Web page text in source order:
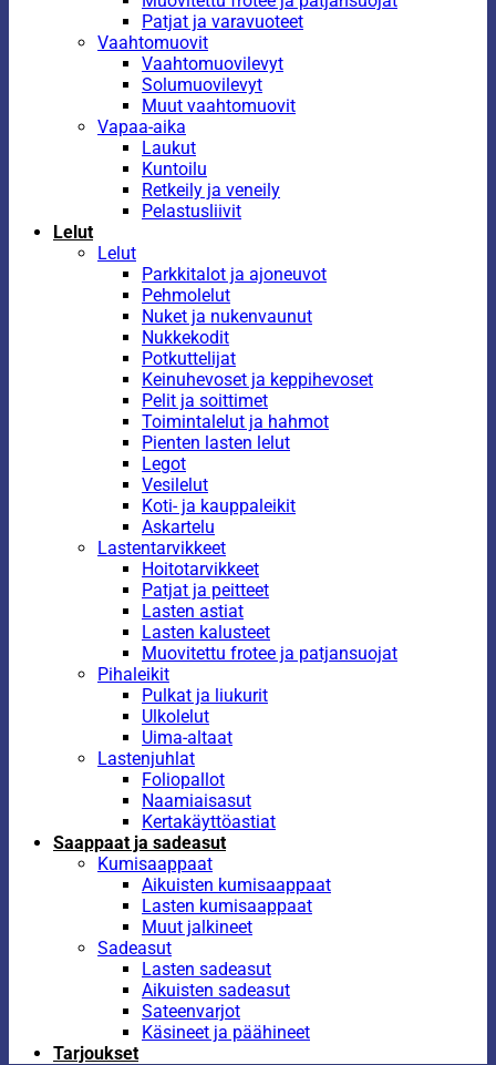
Patjat ja varavuoteet
Vaahtomuovit
Vaahtomuovilevyt
Solumuovilevyt
Muut vaahtomuovit
Vapaa-aika
Laukut
Kuntoilu
Retkeily ja veneily
Pelastusliivit
Lelut
Lelut
Parkkitalot ja ajoneuvot
Pehmolelut
Nuket ja nukenvaunut
Nukkekodit
Potkuttelijat
Keinuhevoset ja keppihevoset
Pelit ja soittimet
Toimintalelut ja hahmot
Pienten lasten lelut
Legot
Vesilelut
Koti- ja kauppaleikit
Askartelu
Lastentarvikkeet
Hoitotarvikkeet
Patjat ja peitteet
Lasten astiat
Lasten kalusteet
Muovitettu frotee ja patjansuojat
Pihaleikit
Pulkat ja liukurit
Ulkolelut
Uima-altaat
Lastenjuhlat
Foliopallot
Naamiaisasut
Kertakäyttöastiat
Saappaat ja sadeasut
Kumisaappaat
Aikuisten kumisaappaat
Lasten kumisaappaat
Muut jalkineet
Sadeasut
Lasten sadeasut
Aikuisten sadeasut
Sateenvarjot
Käsineet ja päähineet
Tarjoukset